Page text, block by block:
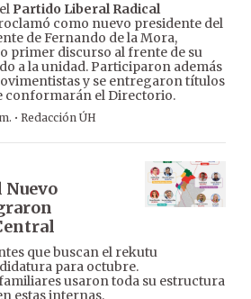
Partido Liberal Radical
como nuevo presidente del
de Fernando de la Mora,
primer discurso al frente de su
a la unidad. Participaron además
y se entregaron títulos
conformarán el Directorio.
· Redacción ÚH
que buscan el rekutu
para octubre.
usaron toda su estructura
estas internas.